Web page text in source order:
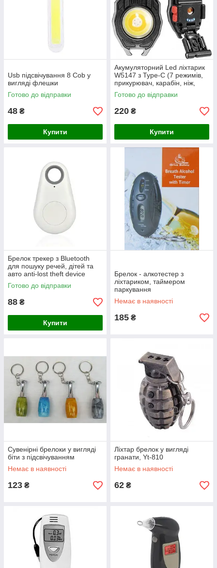
Usb підсвічування 8 Cob у
вигляді флешки
Готово до відправки
48 ₴
Купити
Акумуляторний Led ліхтарик
W5147 з Type-C (7 режимів,
прикурювач, карабін, ніж,
магніт)
Готово до відправки
220 ₴
Купити
Брелок трекер з Bluetooth
для пошуку речей, дітей та
авто anti-lost theft device
Готово до відправки
88 ₴
Купити
Брелок - алкотестер з
ліхтариком, таймером
паркування
Немає в наявності
185 ₴
Сувенірні брелоки у вигляді
біти з підсвічуванням
Немає в наявності
123 ₴
Ліхтар брелок у вигляді
гранати, Yt-810
Немає в наявності
62 ₴